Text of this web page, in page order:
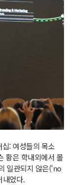
: 여성들의 목소
황은 학내외에서 몰
일관되지 않은(‘no
내었다.